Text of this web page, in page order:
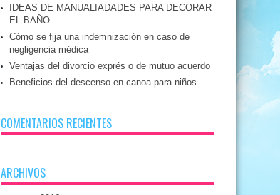
IDEAS DE MANUALIADADES PARA DECORAR
EL BAÑO
Cómo se fija una indemnización en caso de
negligencia médica
Ventajas del divorcio exprés o de mutuo acuerdo
Beneficios del descenso en canoa para niños
COMENTARIOS RECIENTES
ARCHIVOS